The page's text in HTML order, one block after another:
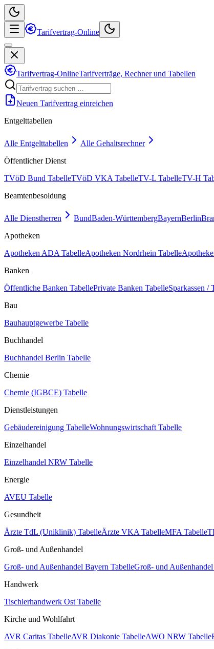
Tarifvertrag-Online
Tarifvertrag-OnlineTarifverträge, Rechner und Tabellen
Neuen Tarifvertrag einreichen
Entgelttabellen
Alle Entgelttabellen
Alle Gehaltsrechner
Öffentlicher Dienst
TVöD Bund TabelleTVöD VKA TabelleTV-L TabelleTV-H
Beamtenbesoldung
Alle Dienstherren BundBaden-WürttembergBayernBerlin
Apotheken
Apotheken ADA TabelleApotheken Nordrhein Tabelle
Banken
Öffentliche Banken TabellePrivate Banken TabelleSparkassen /
Bau
Bauhauptgewerbe Tabelle
Buchhandel
Buchhandel Berlin Tabelle
Chemie
Chemie (IGBCE) Tabelle
Dienstleistungen
Gebäudereinigung TabelleWohnungswirtschaft Tabelle
Einzelhandel
Einzelhandel NRW Tabelle
Energie
AVEU Tabelle
Gesundheit
Ärzte TdL (Uniklinik) TabelleÄrzte VKA TabelleMFA Tabelle
Groß- und Außenhandel
Groß- und Außenhandel Bayern TabelleGroß- und
Handwerk
Tischlerhandwerk Ost Tabelle
Kirche und Wohlfahrt
AVR Caritas TabelleAVR Diakonie TabelleAWO NRW Tabelle